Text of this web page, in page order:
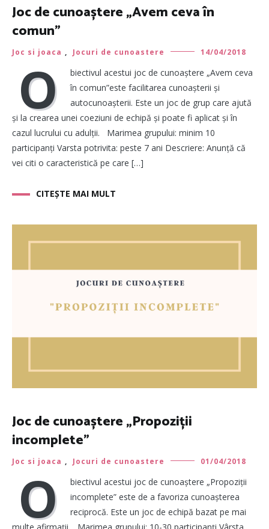
Joc de cunoaștere „Avem ceva în
comun”
Joc si joaca , Jocuri de cunoastere 14/04/2018
O
biectivul acestui joc de cunoaștere „Avem ceva
în comun”este facilitarea cunoașterii și
autocunoașterii. Este un joc de grup care ajută
și la crearea unei coeziuni de echipă și poate fi aplicat și în
cazul lucrului cu adulții. Marimea grupului: minim 10
participanți Varsta potrivita: peste 7 ani Descriere: Anunță că
vei citi o caracteristică pe care […]
CITEȘTE MAI MULT
Joc de cunoaștere „Propoziții
incomplete”
Joc si joaca , Jocuri de cunoastere 01/04/2018
O
biectivul acestui joc de cunoaștere „Propoziții
incomplete” este de a favoriza cunoașterea
reciprocă. Este un joc de echipă bazat pe mai
multe afirmații. Marimea grupului: 10-30 participanți Vârsta